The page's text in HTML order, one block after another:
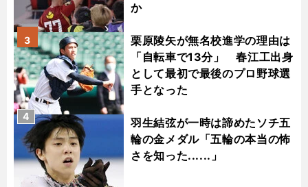
か
栗原陵矢が無名校進学の理由は
「自転車で13分」 春江工出身
として最初で最後のプロ野球選
手となった
3
羽生結弦が一時は諦めたソチ五
輪の金メダル「五輪の本当の怖
さを知った......」
4